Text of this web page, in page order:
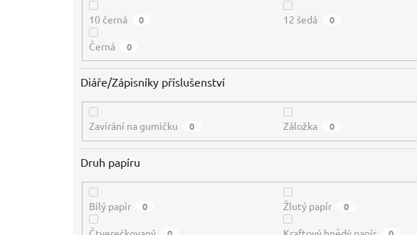
10 černá 0 12 šedá 0
Černá 0
Diáře/Zápisníky příslušenství
Zavírání na gumičku 0 Záložka 0
Druh papíru
Bílý papír 0 Žlutý papír 0